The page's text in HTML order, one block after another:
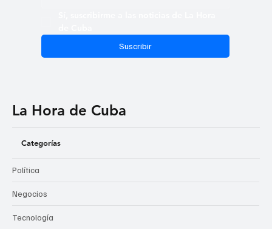
Suscribir
La Hora de Cuba
Categorías
Política
Negocios
Tecnología